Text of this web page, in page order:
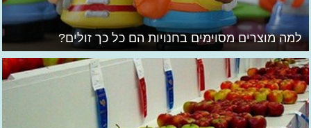
למה מוצרים מסוימים בחנויות הם כל כך זולים?